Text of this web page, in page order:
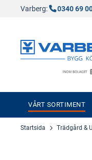
Varberg: 0340 69
VÅRT SORTIMENT
Startsida Trädgård &